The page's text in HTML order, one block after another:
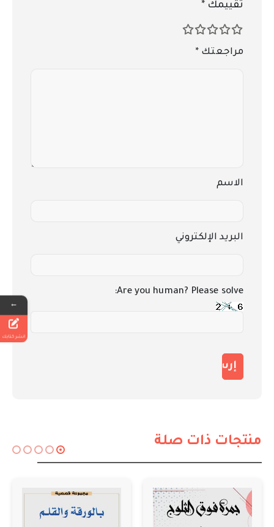
تقييمك *
مراجعتك *
الاسم
البريد الإلكتروني
Are you human? Please solve:
منتجات ذات صلة
←
انشر كتابك